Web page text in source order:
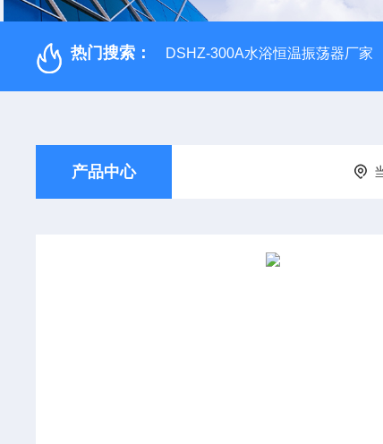
热门搜索： DSHZ-300A水浴恒温振荡器厂家
产品中心